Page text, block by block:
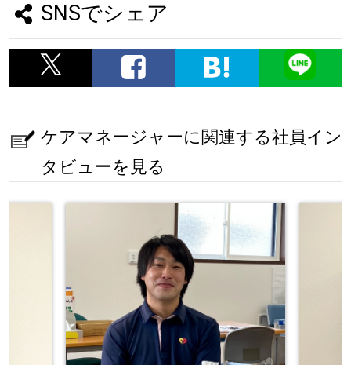
SNSでシェア
ケアマネージャーに関連する社員イン
タビューを見る